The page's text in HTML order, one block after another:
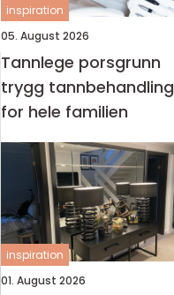
inspiration
05. August 2026
Tannlege porsgrunn
trygg tannbehandling
for hele familien
inspiration
01. August 2026